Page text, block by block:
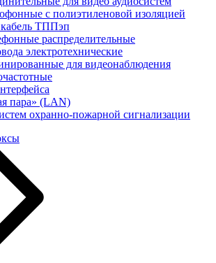
с полиэтиленовой изоляцией
ТППэп
распределительные
электротехнические
для видеонаблюдения
пара» (LAN)
охранно-пожарной сигнализации